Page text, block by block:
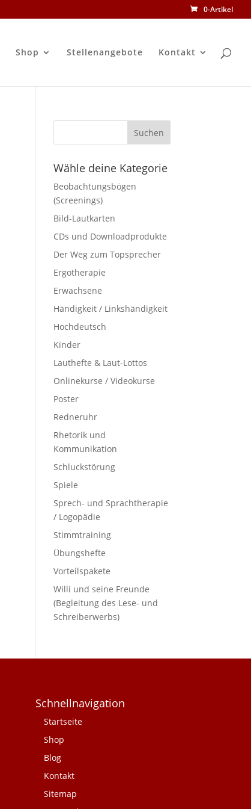
0-Artikel
Shop Stellenangebote Kontakt
Wähle deine Kategorie
Beobachtungsbögen
(Screenings)
Bild-Lautkarten
CDs und Downloadprodukte
Der Weg zum Topsprecher
Ergotherapie
Erwachsene
Händigkeit / Linkshändigkeit
Hochdeutsch
Kinder
Lauthefte & Laut-Lottos
Onlinekurse / Videokurse
Poster
Redneruhr
Rhetorik und
Kommunikation
Schluckstörung
Spiele
Sprech- und Sprachtherapie
/ Logopädie
Stimmtraining
Übungshefte
Vorteilspakete
Willi und seine Freunde
(Begleitung des Lese- und
Schreiberwerbs)
Schnellnavigation
Startseite
Shop
Blog
Kontakt
Sitemap